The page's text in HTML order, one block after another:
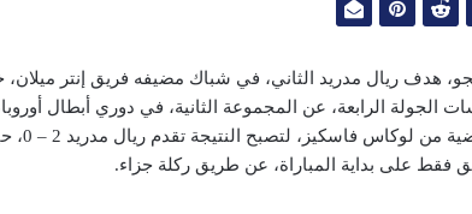
هدف ريال مدريد الثاني، في شباك مضيفه فريق إنتر ميلان،
زمن